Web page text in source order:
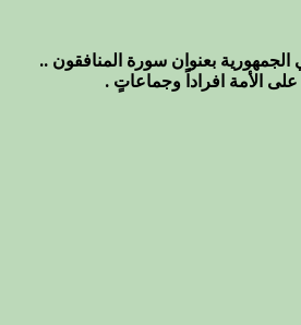
بعنوان سورة المنافقون ..
الأمة افراداً وجماعاتٍ .